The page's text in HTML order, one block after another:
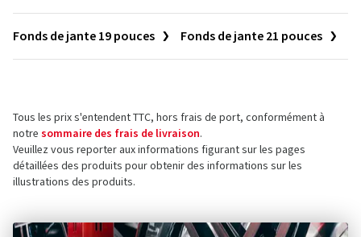
Fonds de jante 19 pouces Fonds de jante 21 pouces
Tous les prix s'entendent TTC, hors frais de port, conformément à
notre sommaire des frais de livraison.
Veuillez vous reporter aux informations figurant sur les pages
détaillées des produits pour obtenir des informations sur les
illustrations des produits.